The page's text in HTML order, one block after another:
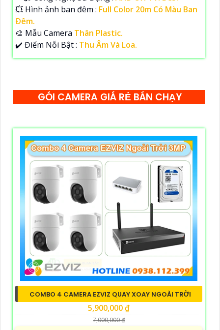
💥 Hình ảnh ban đêm : Full Color 20m Có Màu Ban
Ðêm.
🎨 Mẫu Camera Thân Plastic.
️✔️ Điểm Nỗi Bật : Thu Âm Và Loa.
GÓI CAMERA GIÁ RẺ BÁN CHẠY
COMBO 4 CAMERA EZVIZ QUAY XOAY NGOÀI TRỜI
5,900,000 ₫
7,000,000 ₫